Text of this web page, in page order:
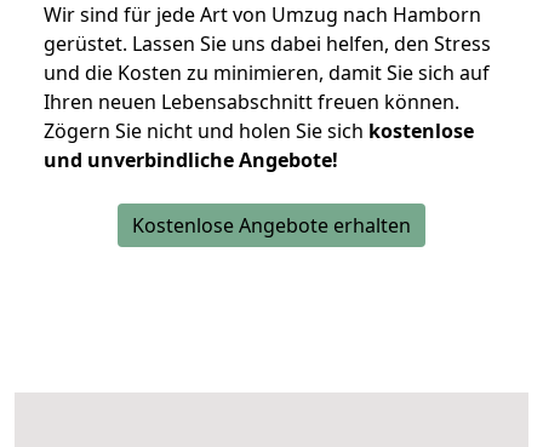
Wir sind für jede Art von Umzug nach Hamborn
gerüstet. Lassen Sie uns dabei helfen, den Stress
und die Kosten zu minimieren, damit Sie sich auf
Ihren neuen Lebensabschnitt freuen können.
Zögern Sie nicht und holen Sie sich kostenlose
und unverbindliche Angebote!
Kostenlose Angebote erhalten